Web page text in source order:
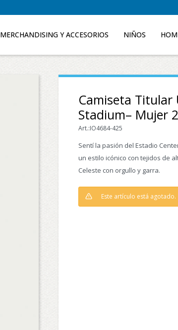
MERCHANDISING Y ACCESORIOS NIÑOS
Camiseta Titular
Stadium– Mujer
IO4684-425
Sentí la pasión del Estadio
un estilo icónico con tejidos de
Celeste con orgullo y garra.
Este artículo está agotado.